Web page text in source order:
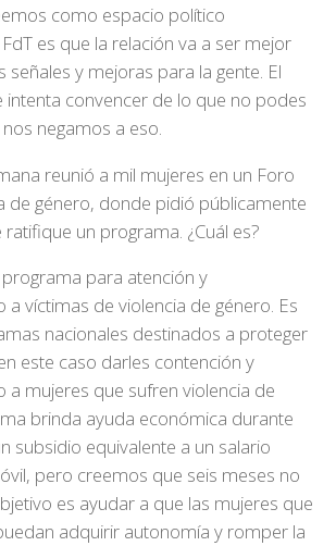
como espacio político
es que la relación va a ser mejor
señales y mejoras para la gente. El
convencer de lo que no podes
negamos a eso.
reunió a mil mujeres en un Foro
de género, donde pidió públicamente
un programa. ¿Cuál es?
para atención y
víctimas de violencia de género. Es
nacionales destinados a proteger
este caso darles contención y
a mujeres que sufren violencia de
brinda ayuda económica durante
subsidio equivalente a un salario
pero creemos que seis meses no
es ayudar a que las mujeres que
adquirir autonomía y romper la